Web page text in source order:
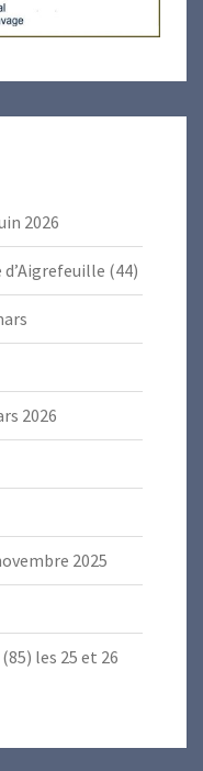
2026
(44)
2026
2025
les 25 et 26